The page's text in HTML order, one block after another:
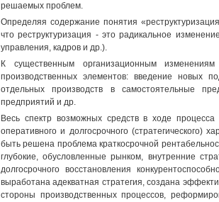
решаемых проблем.
Определяя содержание понятия
что реструктуризация - это радикальное
управления, кадров и др.).
К существенным организационным
производственных элементов: введение новых
отдельных производств в самостоятельные
предприятий и др.
Весь спектр возможных средств в ходе
оперативного и долгосрочного (стратегического)
быть решена проблема краткосрочной
глубокие, обусловленные рынком, внутренние
долгосрочного восстановления
выработана адекватная стратегия, создана
стороны производственных процессов,